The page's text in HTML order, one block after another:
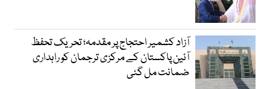
آزاد کشمیر احتجاج پر مقدمہ؛ تحریک تحفظ
آئین پاکستان کے مرکزی ترجمان کو راہداری
ضمانت مل گئی